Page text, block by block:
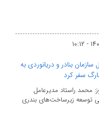
سازمان بنادر و دریانوردی به
سفر کرد
محمد راستاد مدیرعامل
توسعه زیرساخت‌های بندری